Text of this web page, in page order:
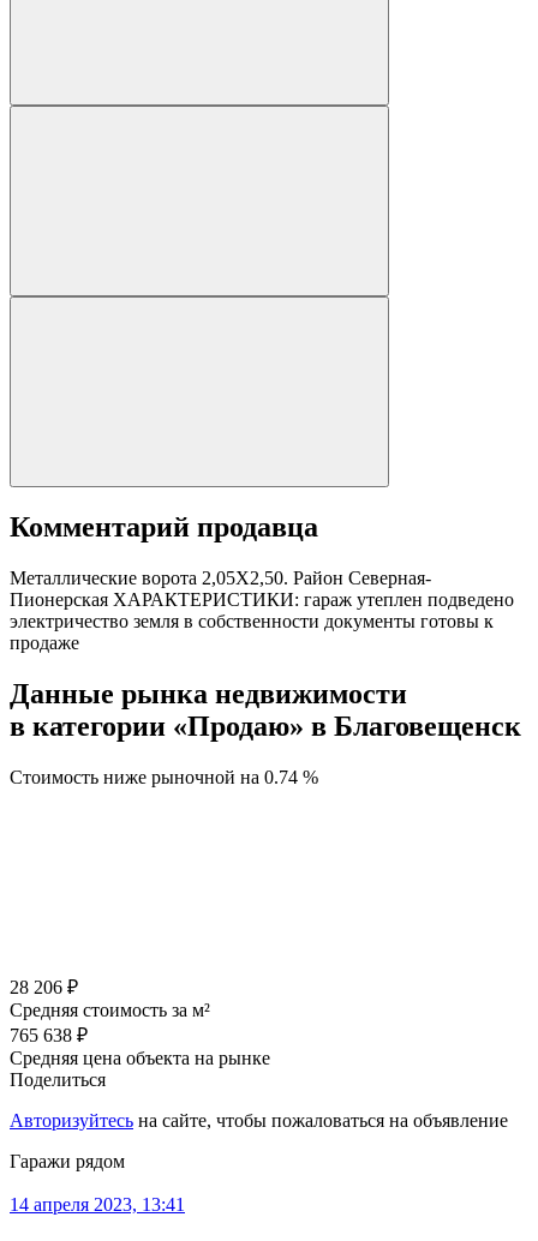
Комментарий продавца
Металлические ворота 2,05X2,50. Район Северная-
Пионерская ХАРАКТЕРИСТИКИ: гараж утеплен подведено
электричество земля в собственности документы готовы к
продаже
Данные рынка недвижимости
в категории «Продаю» в Благовещенск
Стоимость ниже рыночной на 0.74 %
28 206 ₽
Средняя стоимость за м²
765 638 ₽
Средняя цена объекта на рынке
Поделиться
Авторизуйтесь на сайте, чтобы пожаловаться на объявление
Гаражи рядом
14 апреля 2023, 13:41